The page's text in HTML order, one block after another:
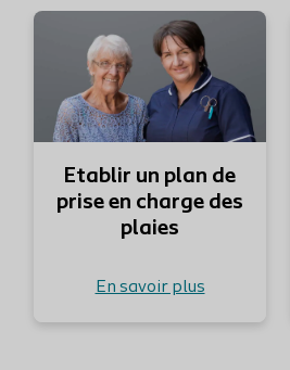
Etablir un plan de
prise en charge des
plaies
En savoir plus